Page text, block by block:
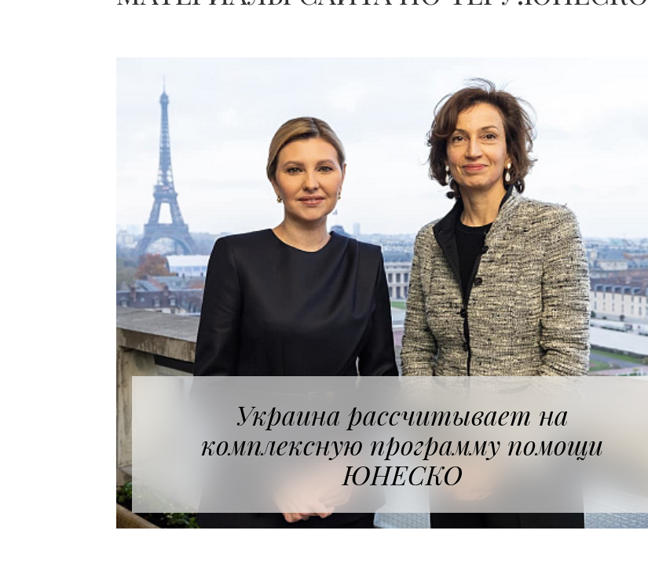
Украина рассчитывает на
комплексную программу помощи
ЮНЕСКО